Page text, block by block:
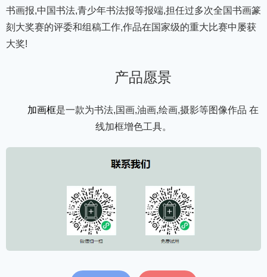
书画报,中国书法,青少年书法报等报端,担任过多次全国书画篆
刻大奖赛的评委和组稿工作,作品在国家级的重大比赛中屡获
大奖!
产品愿景
加画框是一款为书法,国画,油画,绘画,摄影等图像作品 在
线加框增色工具。